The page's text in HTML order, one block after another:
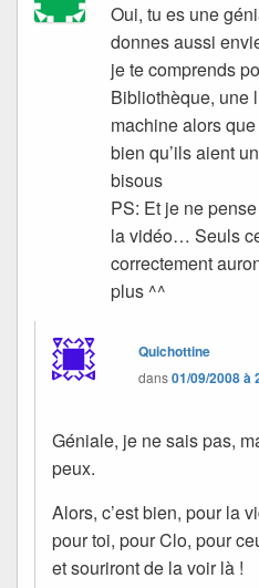
Oui, tu es une
donnes aussi
je te comprends
Bibliothèque, une
machine alors
bien qu’ils aient
bisous
PS: Et je ne
la vidéo… Seuls
correctement
plus ^^
Quichottine
dans01/09/2008 à
Géniale, je ne sais pas,
peux.
Alors, c’est bien, pour la
pour toi, pour Clo, pour
et souriront de la voir là !